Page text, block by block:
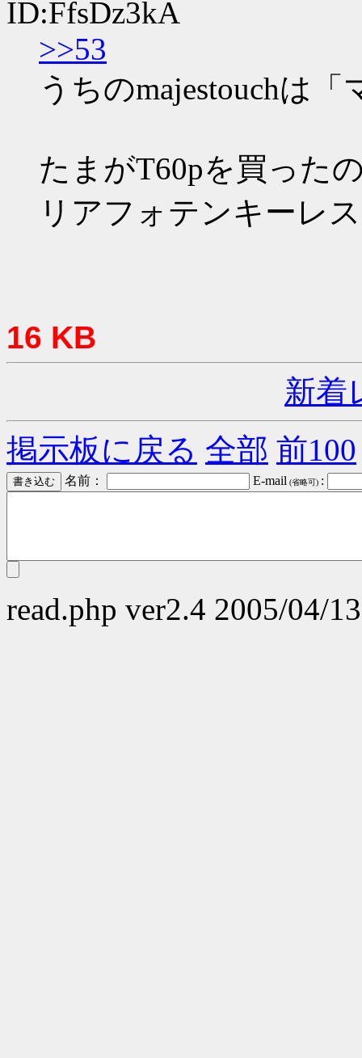
ID:FfsDz3kA
>>53
うちのmajestouchは
たまがT60pを買った
リアフォテンキーレ
16 KB
新着
掲示板に戻る 全部 前100
名前： E-mail (省略可) :
read.php ver2.4 2005/04/13